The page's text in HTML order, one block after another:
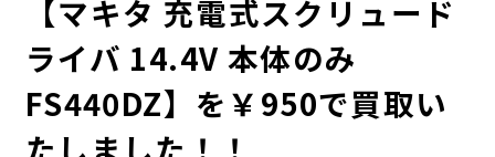
【マキタ 充電式スクリュード
ライバ 14.4V 本体のみ
FS440DZ】を￥950で買取い
たしました！！